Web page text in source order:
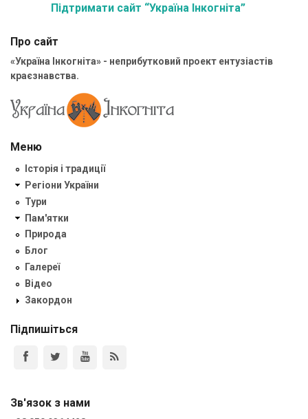
Підтримати сайт “Україна Інкогніта”
Про сайт
«Україна Інкогніта» - неприбутковий проект ентузіастів
краєзнавства.
Меню
Історія і традиції
Регіони України
Тури
Пам'ятки
Природа
Блог
Галереї
Відео
Закордон
Підпишіться
Зв'язок з нами